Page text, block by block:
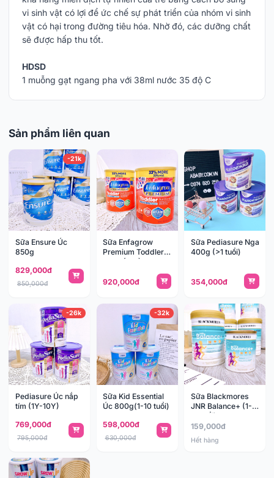
vi sinh vật có lợi để ức chế sự phát triển của nhóm vi sinh
vật có hại trong đường tiêu hóa. Nhờ đó, các dưỡng chất
sẽ được hấp thu tốt.
HDSD
1 muỗng gạt ngang pha với 38ml nước 35 độ C
Sản phẩm liên quan
-21k
Sữa Ensure Úc
850g
829,000đ
850,000đ
Sữa Enfagrow
Premium Toddler
907g (>1y)
920,000đ
Sữa Pediasure Nga
400g (>1 tuổi)
354,000đ
-26k
Pediasure Úc nắp
tím (1Y-10Y)
769,000đ
795,000đ
-32k
Sữa Kid Essential
Úc 800g(1-10 tuổi)
598,000đ
630,000đ
Sữa Blackmores
JNR Balance+ (1-
10 tuổi)
159,000đ
Hết hàng